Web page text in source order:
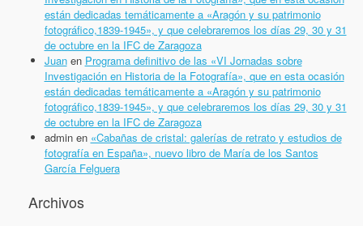
están dedicadas temáticamente a «Aragón y su patrimonio
fotográfico,1839-1945», y que celebraremos los días 29, 30 y 31
de octubre en la IFC de Zaragoza
Juanen Programa definitivo de las «VI Jornadas sobre
Investigación en Historia de la Fotografía», que en esta ocasión
están dedicadas temáticamente a «Aragón y su patrimonio
fotográfico,1839-1945», y que celebraremos los días 29, 30 y 31
de octubre en la IFC de Zaragoza
adminen «Cabañas de cristal: galerías de retrato y estudios de
fotografía en España», nuevo libro de María de los Santos
García Felguera
Archivos